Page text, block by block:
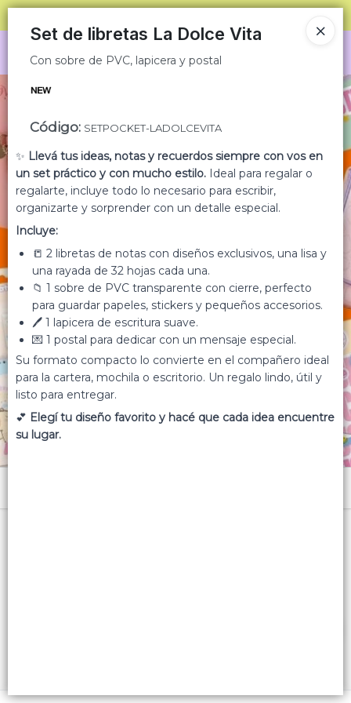
Con sobre de PVC, lapicera y postal
Set de libretas La Dolce Vita
Con sobre de PVC, lapicera y postal
Código: SETPOCKET-LADOLCEVITA
✨ Llevá tus ideas, notas y recuerdos siempre con vos en
un set práctico y con mucho estilo. Ideal para regalar o
regalarte, incluye todo lo necesario para escribir,
organizarte y sorprender con un detalle especial.
Incluye:
📒 2 libretas de notas con diseños exclusivos, una lisa y
una rayada de 32 hojas cada una.
📁 1 sobre de PVC transparente con cierre, perfecto
para guardar papeles, stickers y pequeños accesorios.
🖊️ 1 lapicera de escritura suave.
💌 1 postal para dedicar con un mensaje especial.
Su formato compacto lo convierte en el compañero ideal
para la cartera, mochila o escritorio. Un regalo lindo, útil y
listo para entregar.
💕 Elegí tu diseño favorito y hacé que cada idea encuentre
su lugar.
Ingresar a la Tienda
CÓMO COMPRAR
QUIÉNES SOMOS
CONDICIONES COMERCIALES
MINORISTA
CONTACTO